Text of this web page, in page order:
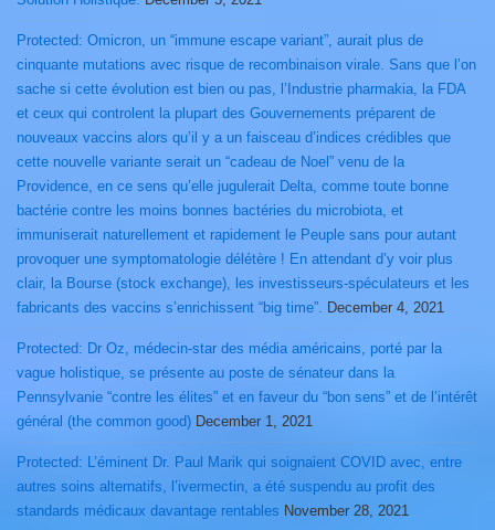
Protected: Omicron, un “immune escape variant”, aurait plus de
cinquante mutations avec risque de recombinaison virale. Sans que l’on
sache si cette évolution est bien ou pas, l’Industrie pharmakia, la FDA
et ceux qui controlent la plupart des Gouvernements préparent de
nouveaux vaccins alors qu’il y a un faisceau d’indices crédibles que
cette nouvelle variante serait un “cadeau de Noel” venu de la
Providence, en ce sens qu’elle jugulerait Delta, comme toute bonne
bactérie contre les moins bonnes bactéries du microbiota, et
immuniserait naturellement et rapidement le Peuple sans pour autant
provoquer une symptomatologie délétère ! En attendant d’y voir plus
clair, la Bourse (stock exchange), les investisseurs-spéculateurs et les
fabricants des vaccins s’enrichissent “big time”. December 4, 2021
Protected: Dr Oz, médecin-star des média américains, porté par la
vague holistique, se présente au poste de sénateur dans la
Pennsylvanie “contre les élites” et en faveur du “bon sens” et de l’intérêt
général (the common good) December 1, 2021
Protected: L’éminent Dr. Paul Marik qui soignaient COVID avec, entre
autres soins alternatifs, l’ivermectin, a été suspendu au profit des
standards médicaux davantage rentables November 28, 2021